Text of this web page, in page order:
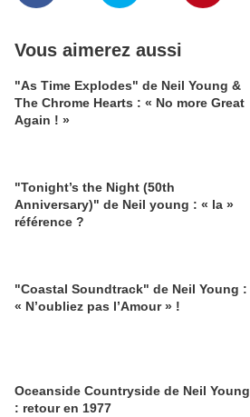
Vous aimerez aussi
"As Time Explodes" de Neil Young &
The Chrome Hearts : « No more Great
Again ! »
"Tonight’s the Night (50th
Anniversary)" de Neil young : « la »
référence ?
"Coastal Soundtrack" de Neil Young :
« N’oubliez pas l’Amour » !
Oceanside Countryside de Neil Young
: retour en 1977